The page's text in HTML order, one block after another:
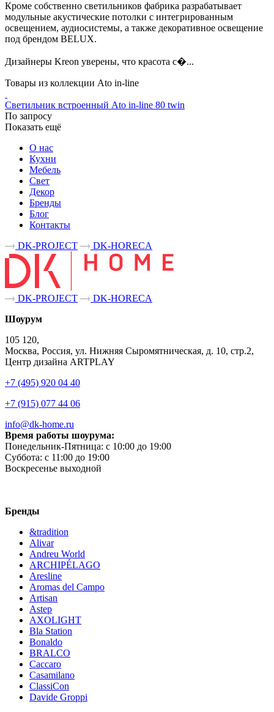
Кроме собственно светильников фабрика разрабатывает
модульные акустические потолки с интегрированным
освещением, аудиосистемы, а также декоративное освещение
под брендом BELUX.
Дизайнеры Kreon уверены, что красота с�...
Товары из коллекции Ato in-line
Светильник встроенный Ato in-line 80 twin
По запросу
Показать ещё
О нас
Кухни
Мебель
Свет
Декор
Бренды
Блог
Контакты
DK-PROJECT
DK-HORECA
DK-PROJECT
DK-HORECA
Шоурум
105 120,
Москва, Россия, ул. Нижняя Сыромятническая, д. 10, стр.2,
Центр дизайна ARTPLAY
+7 (495) 920 04 40
+7 (915) 077 44 06
info@dk-home.ru
Время работы шоурума:
Понедельник-Пятница: c 10:00 до 19:00
Суббота: c 11:00 до 19:00
Воскресенье выходной
Бренды
&tradition
Alivar
Andreu World
ARCHIPÉLAGO
Aresline
Aromas del Campo
Artisan
Astep
AXOLIGHT
Bla Station
Bonaldo
BRALCO
Caccaro
Casamilano
ClassiCon
Davide Groppi